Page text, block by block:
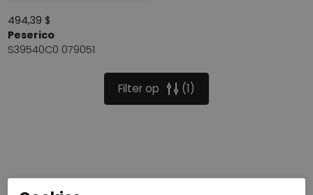
494,39 $
Peserico
S39540C0 079051
Filter op 1